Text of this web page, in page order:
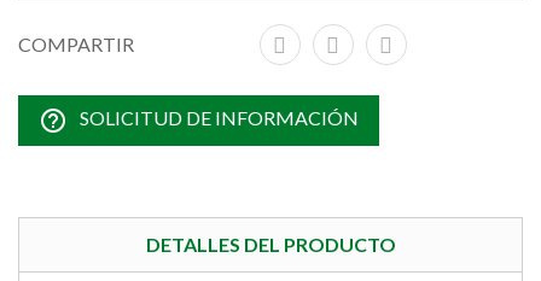
COMPARTIR
help_outline SOLICITUD DE INFORMACIÓN
DETALLES DEL PRODUCTO